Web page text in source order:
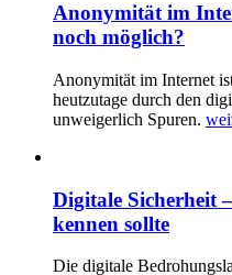
Anonymität im
noch möglich?
Anonymität im Internet
heutzutage durch den
unweigerlich Spuren.
Digitale Sicherheit
kennen sollte
Die digitale